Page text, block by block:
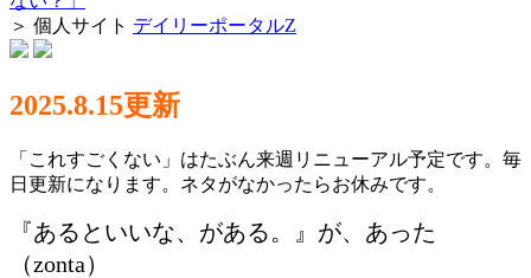
＞ 個人サイト デイリーポータルZ
2025.8.15更新
「これすごくない」はたぶん来週リニューアル予定です。毎
日更新になります。ネタがなかったらお休みです。
『あるといいな、がある。』が、あった
（zonta）